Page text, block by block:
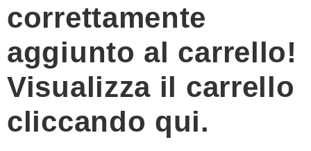
correttamente
aggiunto al carrello!
Visualizza il carrello
cliccando qui.